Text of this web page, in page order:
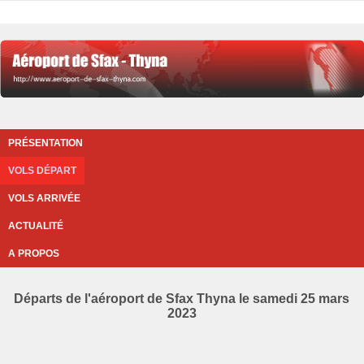
PRÉSENTATION
VOLS DÉPART
VOLS ARRIVÉE
ACTUALITÉ
A PROPOS
Départs de l'aéroport de Sfax Thyna le samedi 25 mars
2023